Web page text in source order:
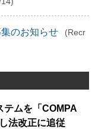
のお知らせ
(Recr
テムを「COMPA
法改正に追従